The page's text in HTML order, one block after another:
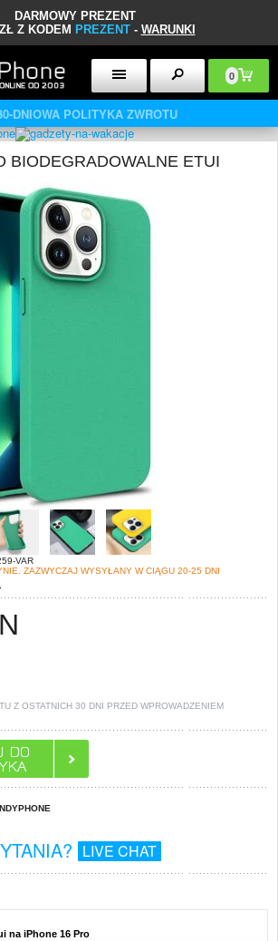
DARMOWY PREZENT
Z KODEM PREZENT- WARUNKI
0
DNIOWA POLITYKA ZWROTU
BIODEGRADOWALNE ETUI
VAR
ZAZWYCZAJ WYSYŁANY W CIĄGU 20-25 DNI
Z OSTATNICH 30 DNI PRZED WPROWADZENIEM
LIVE CHAT
na iPhone 16 Pro